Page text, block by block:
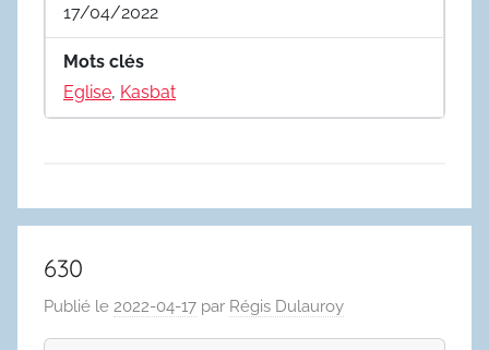
17/04/2022
Mots clés
Eglise, Kasbat
630
Publié le 2022-04-17 par Régis Dulauroy